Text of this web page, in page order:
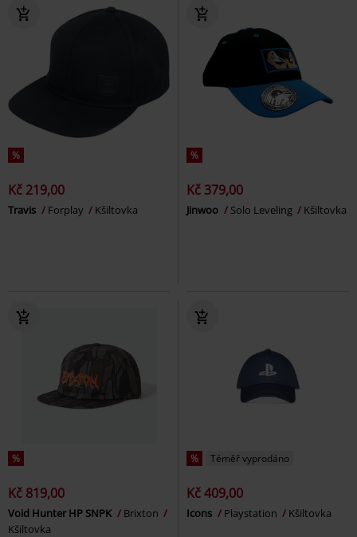
%
Kč 219,00
Travis Forplay Kšiltovka
%
Kč 379,00
Jinwoo Solo Leveling Kšiltovka
%
Kč 819,00
Void Hunter HP SNPK
Brixton
Kšiltovka
% Téměř vyprodáno
Kč 409,00
Icons Playstation Kšiltovka